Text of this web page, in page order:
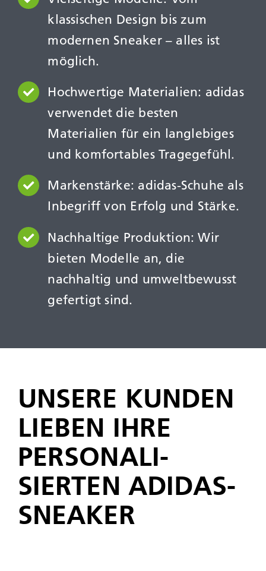
klassischen Design bis zum
modernen Sneaker – alles ist
möglich.
Hochwertige Materialien: adidas
verwendet die besten
Materialien für ein langlebiges
und komfortables Tragegefühl.
Markenstärke: adidas-Schuhe als
Inbegriff von Erfolg und Stärke.
Nachhaltige Produktion: Wir
bieten Modelle an, die
nachhaltig und umweltbewusst
gefertigt sind.
UNSERE KUNDEN
LIEBEN IHRE
PERSO­NALI­
SIERTEN ADIDAS-
SNEAKER